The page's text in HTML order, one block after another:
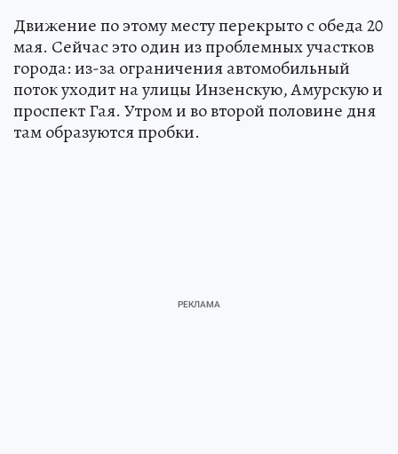
Движение по этому месту перекрыто с обеда 20
мая. Сейчас это один из проблемных участков
города: из-за ограничения автомобильный
поток уходит на улицы Инзенскую, Амурскую и
проспект Гая. Утром и во второй половине дня
там образуются пробки.